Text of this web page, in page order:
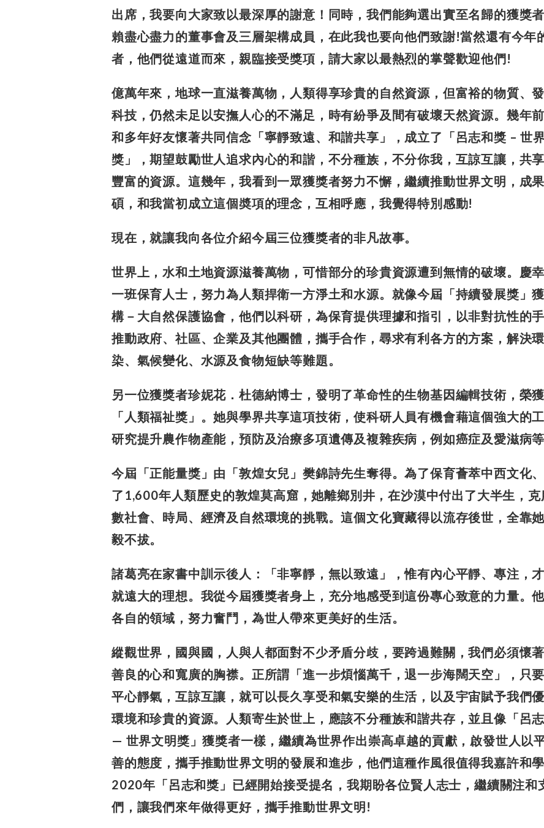
出席，我要向大家致以最深厚的謝意！同時，我們能夠選出實至名歸的獲獎
賴盡心盡力的董事會及三層架構成員，在此我也要向他們致謝!當然還有今年
者，他們從遠道而來，親臨接受獎項，請大家以最熱烈的掌聲歡迎他們!
億萬年來，地球一直滋養萬物，人類得享珍貴的自然資源，但富裕的物質、
科技，仍然未足以安撫人心的不滿足，時有紛爭及間有破壞天然資源。 幾年
和多年好友懷著共同信念「寧靜致遠、和諧共享」，成立了「呂志和獎 – 世
獎」，期望鼓勵世人追求內心的和諧，不分種族，不分你我，互諒互讓，共
豐富的資源。這幾年，我看到一眾獲獎者努力不懈，繼續推動世界文明，成
碩， 和我當初成立這個奬項的理念，互相呼應， 我覺得特別感動!
現在，就讓我向各位介紹今屆三位獲獎者的非凡故事。
世界上，水和土地資源滋養萬物，可惜部分的珍貴資源遭到無情的破壞。慶
一班保育人士，努力為人類捍衛一方淨土和水源。就像今屆「持續發展獎」
構－大自然保護協會，他們以科研，為保育提供理據和指引，以非對抗性的手
推動政府、社區、企業及其他團體，攜手合作，尋求有利各方的方案，解決
染、氣候變化、水源及食物短缺等難題。
另一位獲獎者珍妮花．杜德納博士，發明了革命性的生物基因編輯技術，榮
「人類福祉獎」。她與學界共享這項技術，使科研人員有機會藉這個強大的
研究提升農作物產能，預防及治療多項遺傳及複雜疾病，例如癌症及愛滋病等
今屆「正能量獎」由「敦煌女兒」樊錦詩先生奪得。為了保育薈萃中西文化
了1,600年人類歷史的敦煌莫高窟，她離鄉別井，在沙漠中付出了大半生， 克
數社會、時局、經濟及自然環境的挑戰。這個文化寶藏得以流存後世，全靠
毅不拔。
諸葛亮在家書中訓示後人：「非寧靜，無以致遠」，惟有內心平靜、專注，
就遠大的理想。我從今屆獲獎者身上，充分地感受到這份專心致意的力量。
各自的領域，努力奮鬥，為世人帶來更美好的生活。
縱觀世界，國與國，人與人都面對不少矛盾分歧， 要跨過難關，我們必須懷
善良的心和寬廣的胸襟。正所謂「進一步煩惱萬千，退一步海闊天空」，只要
平心靜氣，互諒互讓，就可以長久享受和氣安樂的生活，以及宇宙賦予我們
環境和珍貴的資源。
人類寄生於世上，應該不分種族和諧共存，並且像 「呂
— 世界文明獎」獲獎者一樣，繼續為世界作出崇高卓越的貢獻，啟發世人以
善的態度， 攜手推動世界文明的發展和進步，他們這種作風很值得我嘉許和學
2020年「呂志和獎」已經開始接受提名，我期盼各位賢人志士，繼續關注和
們，讓我們來年做得更好，攜手推動世界文明!